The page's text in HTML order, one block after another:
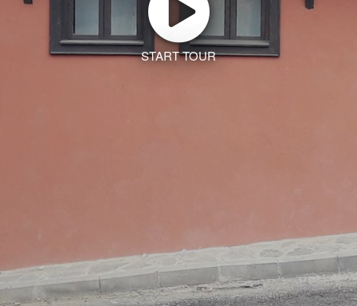
START TOUR